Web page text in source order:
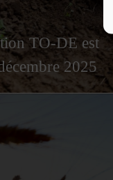
TO-DE est
2025